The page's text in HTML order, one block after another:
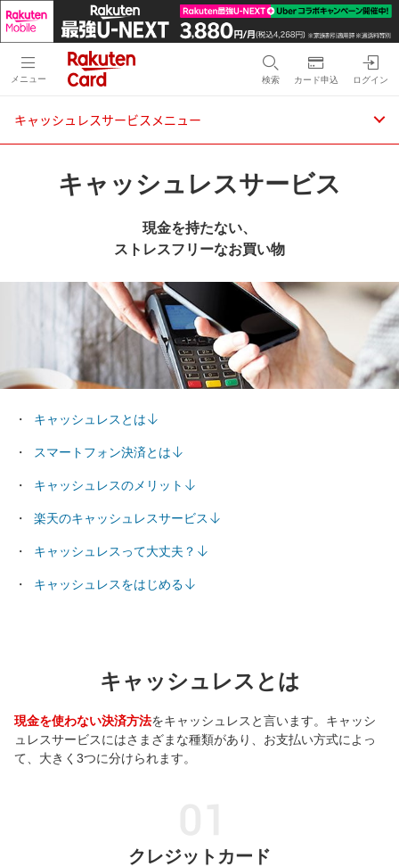
メニュー 検索 カード申込 ログイン
キャッシュレスサービスメニュー
キャッシュレスサービス
現金を持たない、
ストレスフリーなお買い物
キャッシュレスとは
スマートフォン決済とは
キャッシュレスのメリット
楽天のキャッシュレスサービス
キャッシュレスって大丈夫？
キャッシュレスをはじめる
キャッシュレスとは
現金を使わない決済方法をキャッシュレスと言います。キャッシ
ュレスサービスにはさまざまな種類があり、お支払い方式によっ
て、大きく3つに分けられます。
クレジットカード